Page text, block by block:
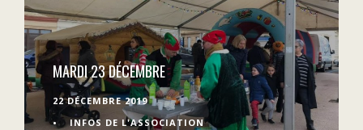
MARDI 23 DÉCEMBRE
22 DÉCEMBRE 2019
•
INFOS DE L'ASSOCIATION